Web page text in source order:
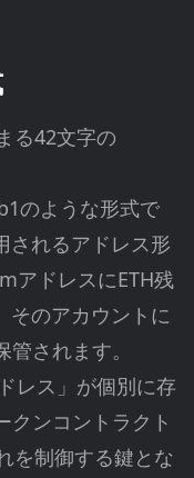
る42文字の
のような形式で
されるアドレス形
アドレスにETH残
そのアカウントに
されます。
レス」が個別に存
クンコントラクト
を制御する鍵とな